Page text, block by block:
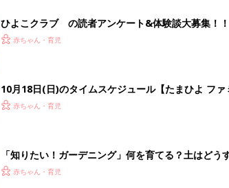
ひよこクラブ の読者アンケート&体験談大募集！！
赤ちゃん・育児
10月18日(日)のタイムスケジュール【たまひよ ファ
赤ちゃん・育児
「知りたい！ガーデニング」何を育てる？土はどう
赤ちゃん・育児